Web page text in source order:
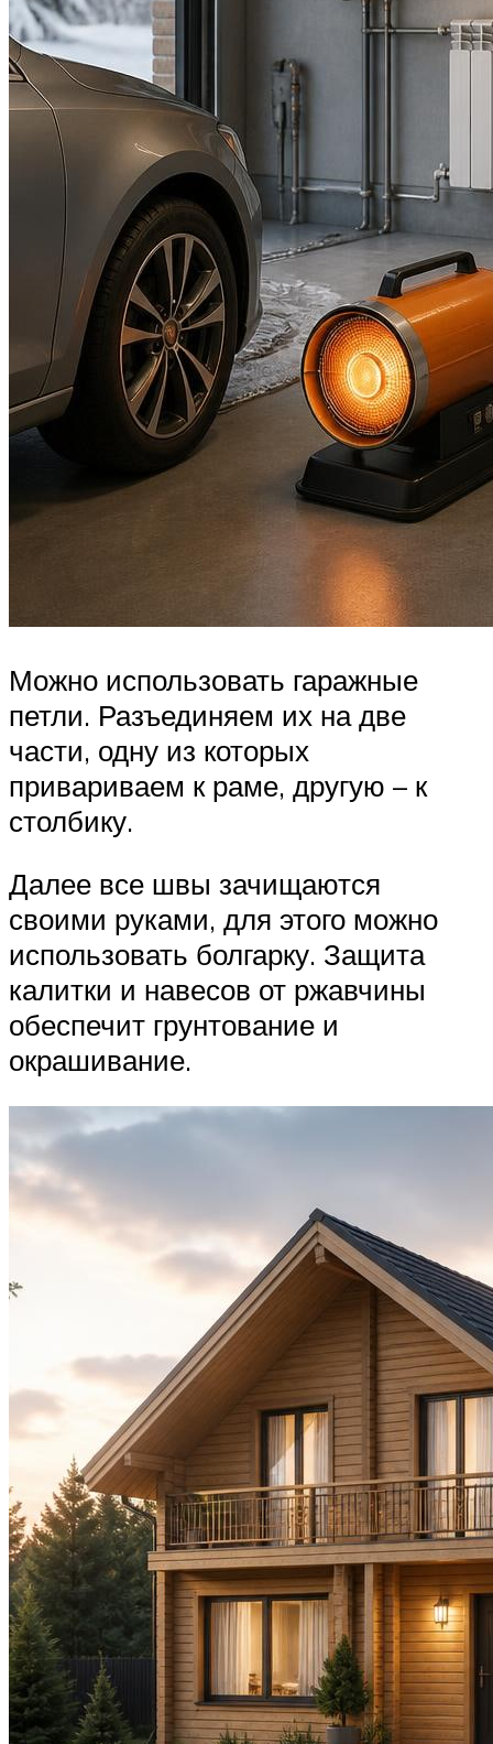
Можно использовать гаражные
петли. Разъединяем их на две
части, одну из которых
привариваем к раме, другую – к
столбику.
Далее все швы зачищаются
своими руками, для этого можно
использовать болгарку. Защита
калитки и навесов от ржавчины
обеспечит грунтование и
окрашивание.